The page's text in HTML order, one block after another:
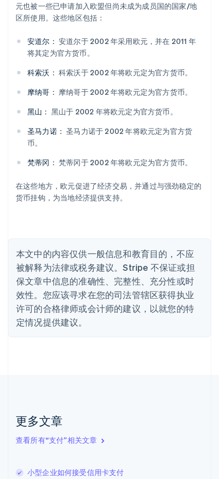
元也被一些已申请加入欧盟但尚未成为成员国的国家/地
区所使用。这些地区包括：
安道尔： 安道尔于 2002 年采用欧元，并在 2011 年
将其定为官方货币。
科索沃： 科索沃于 2002 年将欧元定为官方货币。
摩纳哥： 摩纳哥于 2002 年将欧元定为官方货币。
黑山： 黑山于 2002 年将欧元定为官方货币。
圣马力诺： 圣马力诺于 2002 年将欧元定为官方货
币。
梵蒂冈： 梵蒂冈于 2002 年将欧元定为官方货币。
在这些地方，欧元促进了经济交易，并通过与强劲稳定的
货币挂钩，为当地经济提供支持。
本文中的内容仅供一般信息和教育目的，不应
被解释为法律或税务建议。Stripe 不保证或担
保文章中信息的准确性、完整性、充分性或时
效性。您应该寻求在您的司法管辖区获得执业
许可的合格律师或会计师的建议，以就您的特
定情况提供建议。
更多文章
查看所有“支付”相关文章
小型企业如何接受信用卡支付
阿联酋
爱尔兰
爱沙尼亚
奥地利
Deutsch
English
Português English
保加利亚
English
丹麦
德国
DeutschEnglish
法国
FrançaisEnglish
芬兰
EnglishSvenska
English
English
卢森堡